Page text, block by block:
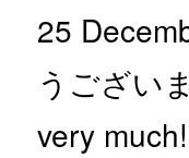
25
うござい
very much!